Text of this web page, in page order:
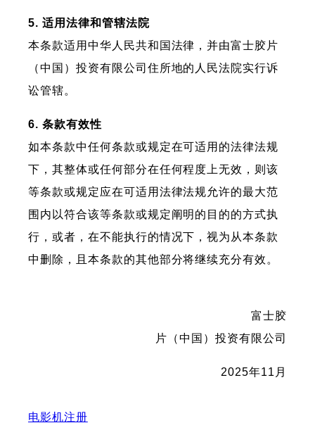
5. 适用法律和管辖法院
本条款适用中华人民共和国法律，并由富士胶片
（中国）投资有限公司住所地的人民法院实行诉
讼管辖。
6. 条款有效性
如本条款中任何条款或规定在可适用的法律法规
下，其整体或任何部分在任何程度上无效，则该
等条款或规定应在可适用法律法规允许的最大范
围内以符合该等条款或规定阐明的目的的方式执
行，或者，在不能执行的情况下，视为从本条款
中删除，且本条款的其他部分将继续充分有效。
富士胶
片（中国）投资有限公司
2025年11月
电影机注册